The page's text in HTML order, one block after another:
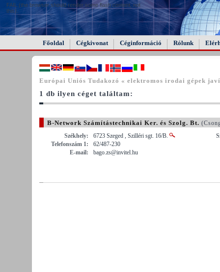
FAIL (the browser should render some flash content, not
this).
Főoldal Cégkivonat Céginformáció Rólunk
Európai Uniós Tudakozó « elektromos irodai gépek
1 db ilyen céget találtam:
B-Network Számítástechnikai Ker. és Szolg. Bt.
Székhely:
6723 Szeged , Szilléri sgt. 16/B.
Telefonszám 1:
62/487-230
E-mail:
bago.zs@invitel.hu